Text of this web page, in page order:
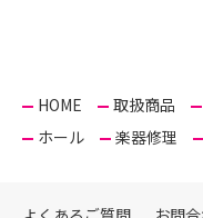
HOME 取扱商品
ホール
楽器修理